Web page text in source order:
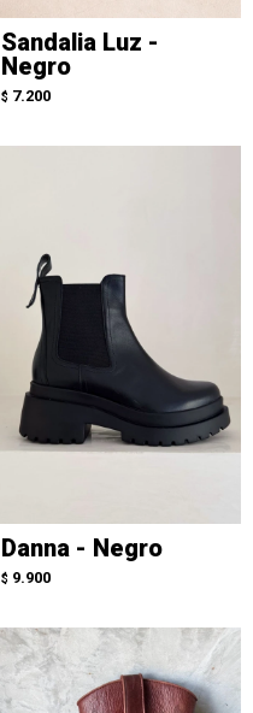
Sandalia Luz -
Negro
$ 7.200
Danna - Negro
$ 9.900